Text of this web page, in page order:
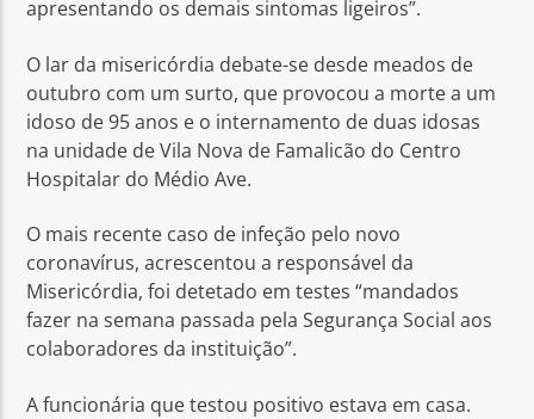
apresentando os demais sintomas ligeiros”.
O lar da misericórdia debate-se desde meados de
outubro com um surto, que provocou a morte a um
idoso de 95 anos e o internamento de duas idosas
na unidade de Vila Nova de Famalicão do Centro
Hospitalar do Médio Ave.
O mais recente caso de infeção pelo novo
coronavírus, acrescentou a responsável da
Misericórdia, foi detetado em testes “mandados
fazer na semana passada pela Segurança Social aos
colaboradores da instituição”.
A funcionária que testou positivo estava em casa.